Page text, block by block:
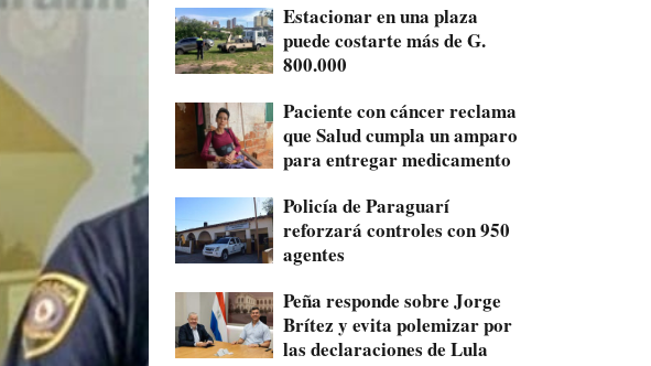
Estacionar en una plaza
puede costarte más de G.
800.000
Paciente con cáncer reclama
que Salud cumpla un amparo
para entregar medicamento
Policía de Paraguarí
reforzará controles con 950
agentes
Peña responde sobre Jorge
Brítez y evita polemizar por
las declaraciones de Lula